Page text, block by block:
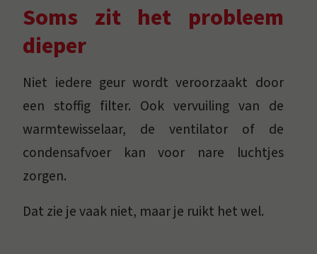
Soms zit het probleem
dieper
Niet iedere geur wordt veroorzaakt door
een stoffig filter. Ook vervuiling van de
warmtewisselaar, de ventilator of de
condensafvoer kan voor nare luchtjes
zorgen.
Dat zie je vaak niet, maar je ruikt het wel.